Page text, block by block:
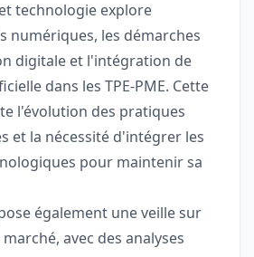
technologie explore
numériques, les démarches
digitale et l'intégration de
dans les TPE-PME. Cette
l'évolution des pratiques
et la nécessité d'intégrer les
pour maintenir sa
également une veille sur
avec des analyses